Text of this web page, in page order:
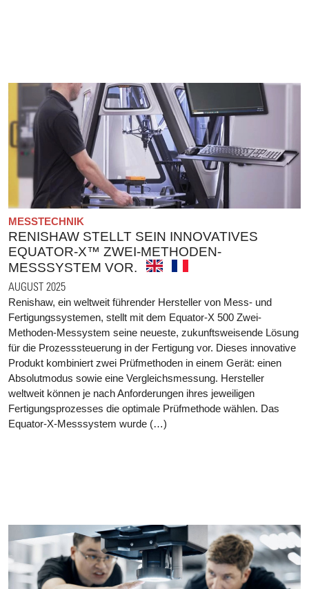
MESSTECHNIK
RENISHAW STELLT SEIN INNOVATIVES
EQUATOR-X™ ZWEI-METHODEN-
MESSSYSTEM VOR.
AUGUST 2025
Renishaw, ein weltweit führender Hersteller von Mess- und
Fertigungssystemen, stellt mit dem Equator-X 500 Zwei-
Methoden-Messystem seine neueste, zukunftsweisende Lösung
für die Prozesssteuerung in der Fertigung vor. Dieses innovative
Produkt kombiniert zwei Prüfmethoden in einem Gerät: einen
Absolutmodus sowie eine Vergleichsmessung. Hersteller
weltweit können je nach Anforderungen ihres jeweiligen
Fertigungsprozesses die optimale Prüfmethode wählen. Das
Equator-X-Messsystem wurde (…)